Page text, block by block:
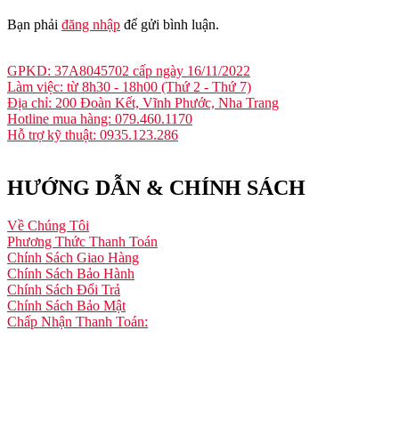
Bạn phải đăng nhập để gửi bình luận.
GPKD: 37A8045702 cấp ngày 16/11/2022
Làm việc: từ 8h30 - 18h00 (Thứ 2 - Thứ 7)
Địa chỉ: 200 Đoàn Kết, Vĩnh Phước, Nha Trang
Hotline mua hàng: 079.460.1170
Hỗ trợ kỹ thuật: 0935.123.286
HƯỚNG DẪN & CHÍNH SÁCH
Về Chúng Tôi
Phương Thức Thanh Toán
Chính Sách Giao Hàng
Chính Sách Bảo Hành
Chính Sách Đổi Trả
Chính Sách Bảo Mật
Chấp Nhận Thanh Toán: